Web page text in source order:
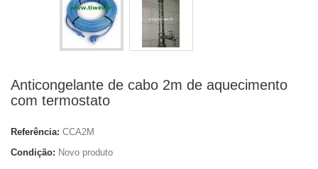
Anticongelante de cabo 2m de aquecimento
com termostato
Referência: CCA2M
Condição: Novo produto